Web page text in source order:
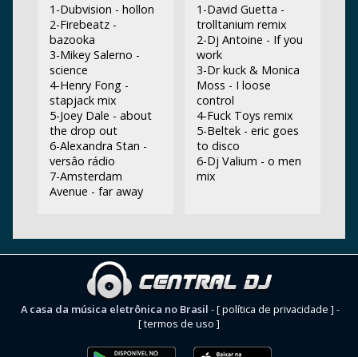
1-Dubvision - hollon
2-Firebeatz -
bazooka
3-Mikey Salerno -
science
4-Henry Fong -
stapjack mix
5-Joey Dale - about
the drop out
6-Alexandra Stan -
versâo rádio
7-Amsterdam
Avenue - far away
1-David Guetta -
trolltanium remix
2-Dj Antoine - If you
work
3-Dr kuck & Monica
Moss - I loose
control
4-Fuck Toys remix
5-Beltek - eric goes
to disco
6-Dj Valium - o men
mix
A casa da música eletrônica no Brasil -[ política de privacidade ] -
[ termos de uso ]